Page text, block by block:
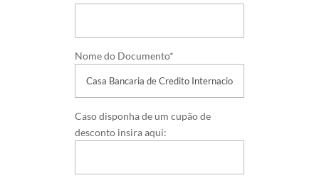
Nome do Documento*
Caso disponha de um cupão de
desconto insira aqui: